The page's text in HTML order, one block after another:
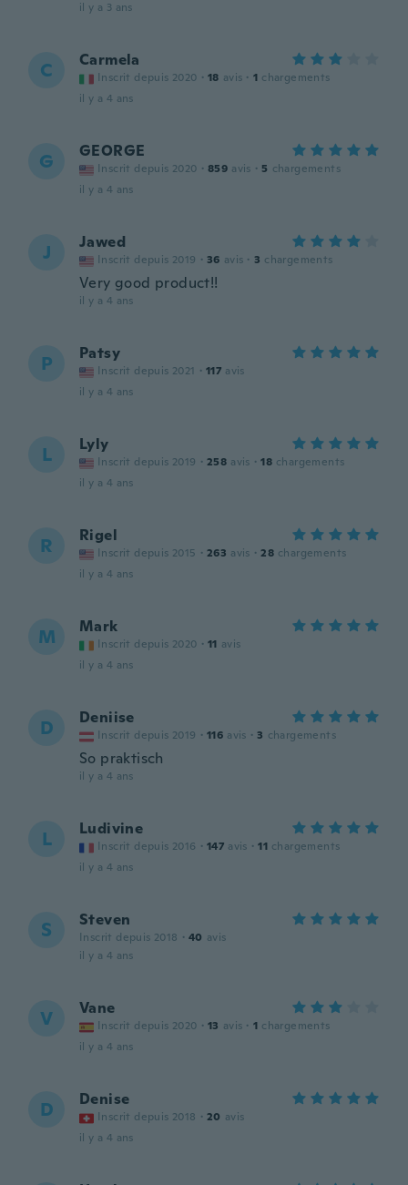
il y a 3 ans
C Carmela
Inscrit depuis 2020 · 18 avis · 1 chargements
il y a 4 ans
G GEORGE
Inscrit depuis 2020 · 859 avis · 5 chargements
il y a 4 ans
J Jawed
Inscrit depuis 2019 · 36 avis · 3 chargements
Very good product!!
il y a 4 ans
P Patsy
Inscrit depuis 2021 · 117 avis
il y a 4 ans
L Lyly
Inscrit depuis 2019 · 258 avis · 18 chargements
il y a 4 ans
R Rigel
Inscrit depuis 2015 · 263 avis · 28 chargements
il y a 4 ans
M Mark
Inscrit depuis 2020 · 11 avis
il y a 4 ans
D Deniise
Inscrit depuis 2019 · 116 avis · 3 chargements
So praktisch
il y a 4 ans
L Ludivine
Inscrit depuis 2016 · 147 avis · 11 chargements
il y a 4 ans
S Steven
Inscrit depuis 2018 · 40 avis
il y a 4 ans
V Vane
Inscrit depuis 2020 · 13 avis · 1 chargements
il y a 4 ans
D Denise
Inscrit depuis 2018 · 20 avis
il y a 4 ans